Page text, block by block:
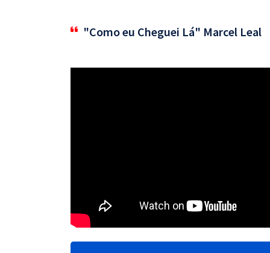
"Como eu Cheguei Lá" Marcel Leal